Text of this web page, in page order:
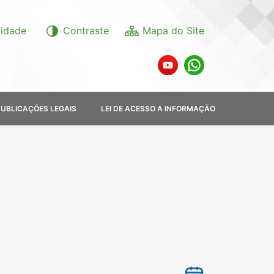
Contraste
LEGAIS LEI DE ACESSO A INFORMAÇÃO